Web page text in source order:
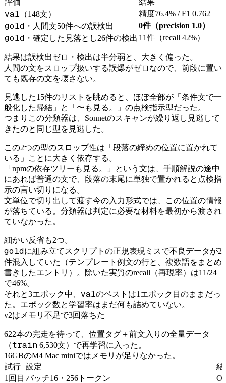
val （148文） 精度76.4% / F1 0.762
gold ・人間文50件への誤検出 0件（precision 1.0）
gold ・確定した見落とし26件の検出 11件（recall 42%）
結果は誤検出ゼロ・検出は半分弱と、大きく偏った。
人間の文をスロップ扱いする誤爆がゼロなので、前段に置い
ても既存の文を壊さない。
見逃した15件のリストを眺めると、ほぼ全部が「条件文で一
般化した帰結」と「〜も見る。」の点検指示型だった。
つまりこの分類器は、Sonnetのスキャンが繰り返し見逃して
きたのと同じ型を見逃した。
この2つの型のスロップ性は「段落の締めの位置に置かれて
いる」ことに大きく依存する。
「npmの依存ツリーも見る。」という文は、手順解説の途中
にあれば普通の文で、段落の末尾に単独で置かれると点検指
示の言い切りになる。
文単位で切り出して渡す今の入力形式では、この位置の情報
が落ちている。分類器は判定に必要な材料を最初から渡され
ていなかった。
細かい反省も2つ。
goldに組み立てスクリプトの正規表現ミスで不良データが2
件混入していた（テンプレート例文の行と、複数語をまとめ
書きしたエントリ）。除いた実質のrecall（再現率）は11/24
で46%。
それと3エポック中、 valのベストは1エポック目のままだっ
た。エポック数と学習率はまだ何も詰めていない。
v2はメモリ不足で3回落ちた
622本の完走を待って、位置タグ＋前文入りの全量データ
（train 6,530文）で再学習に入った。
16GBのM4 Mac miniではメモリが足りなかった。
試行 設定
結
1回目 バッチ16・256トークン